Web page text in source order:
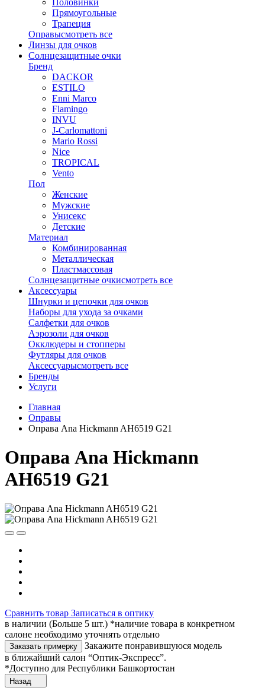
Прямоугольные
Трапеция
Оправысмотреть все
Линзы для очков
Солнцезащитные очки
Бренд
DACKOR
ESTILO
Enni Marco
Flamingo
INVU
J-Carlomattoni
Mario Rossi
Nice
TROPICAL
Vento
Пол
Женские
Мужские
Унисекс
Детские
Материал
Комбинированная
Металлическая
Пластмассовая
Солнцезащитные очкисмотреть все
Аксессуары
Шнурки и цепочки для очков
Наборы для ухода за очками
Салфетки для очков
Аэрозоли для очков
Окклюдеры и стопперы
Футляры для очков
Аксессуарысмотреть все
Бренды
Услуги
Главная
Оправы
Оправа Ana Hickmann AH6519 G21
Оправа Ana Hickmann
AH6519 G21
Сравнить товар Записаться в оптику
в наличии (Больше 5 шт.) *наличие товара в конкретном
салоне необходимо уточнять отдельно
Заказать примерку
Закажите понравившуюся модель
в ближайший салон “Оптик-Экспресс”.
*Доступно для Республики Башкортостан
Назад